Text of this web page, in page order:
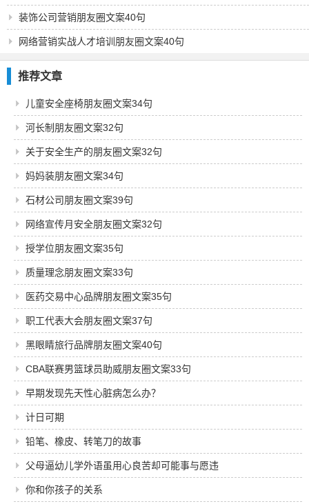
装饰公司营销朋友圈文案40句
网络营销实战人才培训朋友圈文案40句
推荐文章
儿童安全座椅朋友圈文案34句
河长制朋友圈文案32句
关于安全生产的朋友圈文案32句
妈妈装朋友圈文案34句
石材公司朋友圈文案39句
网络宣传月安全朋友圈文案32句
授学位朋友圈文案35句
质量理念朋友圈文案33句
医药交易中心品牌朋友圈文案35句
职工代表大会朋友圈文案37句
黑眼睛旅行品牌朋友圈文案40句
CBA联赛男篮球员助威朋友圈文案33句
早期发现先天性心脏病怎么办？
计日可期
铅笔、橡皮、转笔刀的故事
父母逼幼儿学外语虽用心良苦却可能事与愿违
你和你孩子的关系